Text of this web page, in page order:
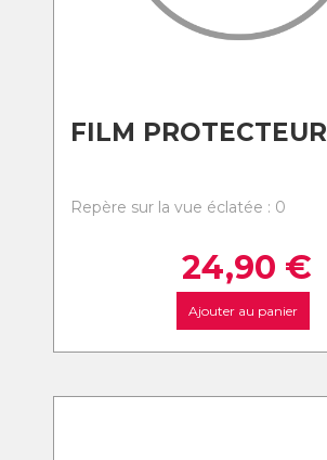
FILM PROTECTEUR
Repère sur la vue éclatée : 0
24,90 €
Ajouter au panier